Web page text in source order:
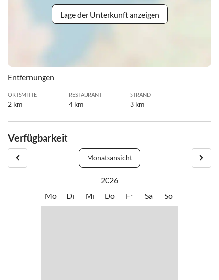
Lage der Unterkunft anzeigen
Entfernungen
ORTSMITTE
2 km
RESTAURANT
4 km
STRAND
3 km
Verfügbarkeit
Monatsansicht
2026
Mo
Di Mi Do Fr Sa So